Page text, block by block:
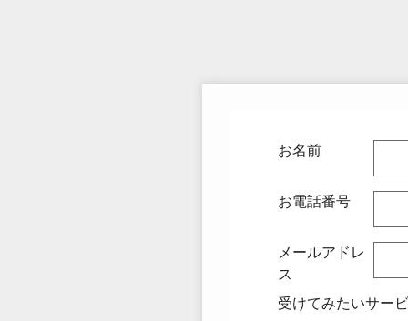
お名前
お電話番号
メールアドレ
ス
受けてみたいサー